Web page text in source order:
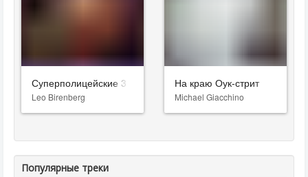
Суперполицейские 3
Leo Birenberg
На краю Оук-стрит
Michael Giacchino
Популярные треки